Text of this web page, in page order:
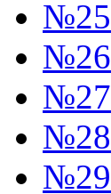
№25
№26
№27
№28
№29